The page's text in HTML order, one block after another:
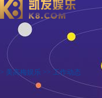
> 美高梅娱乐 >> 工作动态